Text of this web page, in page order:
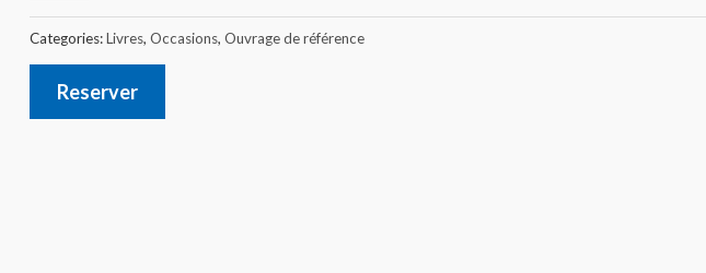
Categories:Livres, Occasions, Ouvrage de référence
Reserver